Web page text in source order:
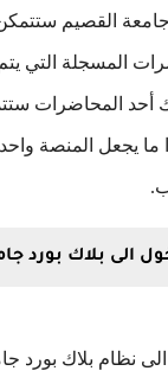
جامعة القصيم
المسجلة التي
أحد المحاضرات
يجعل المنصة
الى بلاك بورد
نظام بلاك بورد